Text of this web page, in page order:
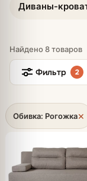
Диваны-
Найдено 8 товаров
Фильтр 2
Обивка: Рогожка×